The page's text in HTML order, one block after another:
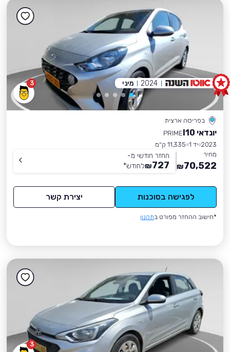
3
בפריסה ארצית
יונדאי I10
PRIME
2023 יד 1
11,335 ק״מ
מחיר
70,522
₪
החזר חודשי מ-
727
₪לחודש*
לפגישה בסוכנות יצירת קשר
*חישוב ההחזר מפורט בתקנון
2024 מיני
3